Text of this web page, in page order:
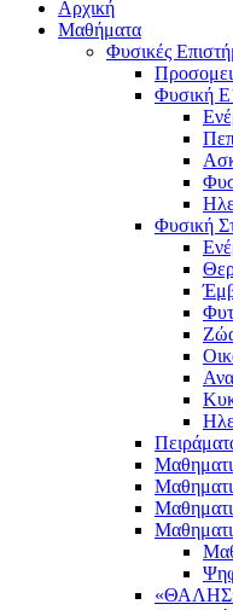
Αρχική
Μαθήματα
Φυσικές
Φυσική
Φυσική